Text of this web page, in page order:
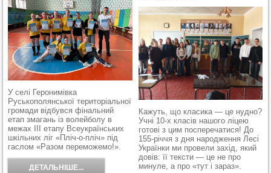
У селі Геронимівка
Руськополянської територіальної
громади відбувся фінальний
етап змагань із волейболу в
межах ІІІ етапу Всеукраїнських
шкільних ліг «Пліч-о-пліч» під
гаслом «Разом переможемо!».
ДЕТАЛЬНІШЕ...
Кажуть, що класика — це нудно?
Учні 10-х класів нашого ліцею
готові з цим посперечатися! До
155-річчя з дня народження Лесі
Українки ми провели захід, який
довів: її тексти — це не про
минуле, а про «тут і зараз».